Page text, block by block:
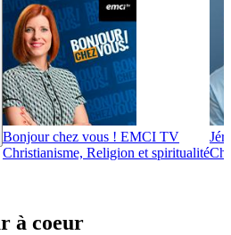
Bonjour chez vous ! EMCI TV
Christianisme, Religion et spiritualité
à coeur